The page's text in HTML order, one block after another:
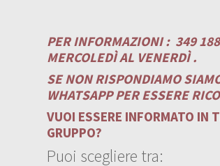
PER INFORMAZIONI : 349
MERCOLEDÌ AL VENERDÌ .
SE NON RISPONDIAMO
WHATSAPP PER ESSERE
VUOI ESSERE INFORMATO IN
GRUPPO?
Puoi scegliere tra: